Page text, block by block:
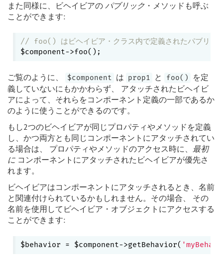
また同様に、ビヘイビアの パブリック ・メソッドも呼ぶ
ことができます:
// foo() はビヘイビア・クラス内で定義されたパブリッ
ご覧のように、 $component は prop1 と foo()
を定
義していないにもかかわらず、 アタッチされたビヘイビ
アによって、それらをコンポーネント定義の一部であるか
のように使うことができるのです。
もし2つのビヘイビアが同じプロパティやメソッドを定義
し、かつ両方とも同じコンポーネントにアタッチされてい
る場合は、 プロパティやメソッドのアクセス時に、 最初
に コンポーネントにアタッチされたビヘイビアが優先さ
れます。
ビヘイビアはコンポーネントにアタッチされるとき、名前
と関連付けられているかもしれません。その場合、 その
名前を使用してビヘイビア・オブジェクトにアクセスする
ことができます:
$behavior = $component->getBehavior(